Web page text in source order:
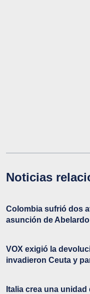
Noticias
Colombia sufrió dos
asunción de
VOX exigió la
invadieron Ceuta y
Italia crea una